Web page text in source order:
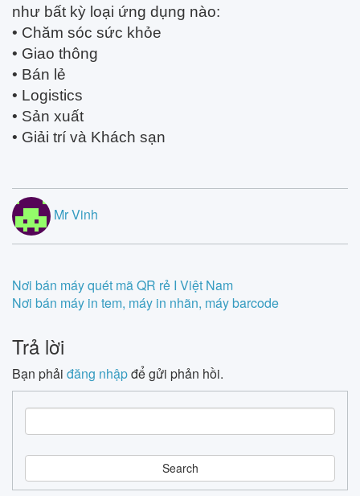
như bất kỳ loại ứng dụng nào:
• Chăm sóc sức khỏe
• Giao thông
• Bán lẻ
• Logistics
• Sản xuất
• Giải trí và Khách sạn
Mr Vinh
Post
navigation
Nơi bán máy quét mã QR rẻ I Việt Nam
Nơi bán máy in tem, máy in nhãn, máy barcode
Trả lời
Bạn phải đăng nhậpđể gửi phản hồi.
e
a
r
c